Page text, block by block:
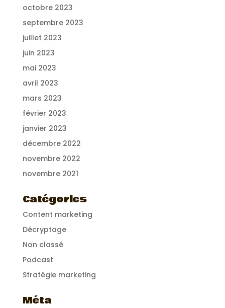
octobre 2023
septembre 2023
juillet 2023
juin 2023
mai 2023
avril 2023
mars 2023
février 2023
janvier 2023
décembre 2022
novembre 2022
novembre 2021
Catégories
Content marketing
Décryptage
Non classé
Podcast
Stratégie marketing
Méta